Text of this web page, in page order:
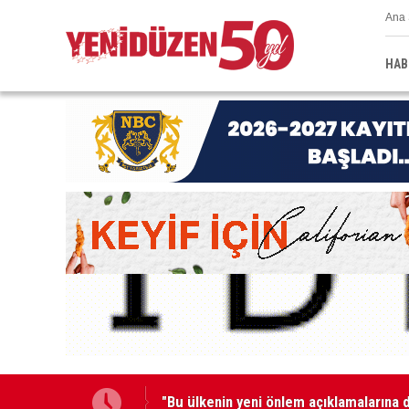
Ana
"Bu ülkenin yeni önlem açıklamalarına